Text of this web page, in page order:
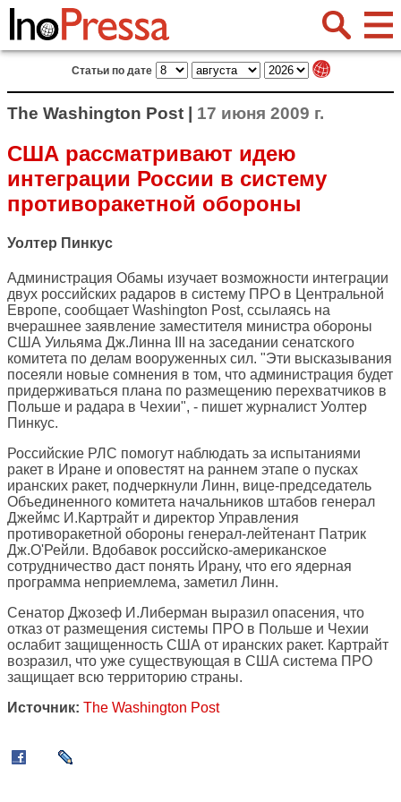
Статьи по дате
The Washington Post | 17 июня 2009 г.
США рассматривают идею
интеграции России в систему
противоракетной обороны
Уолтер Пинкус
Администрация Обамы изучает возможности интеграции
двух российских радаров в систему ПРО в Центральной
Европе, сообщает Washington Post, ссылаясь на
вчерашнее заявление заместителя министра обороны
США Уильяма Дж.Линна III на заседании сенатского
комитета по делам вооруженных сил. "Эти высказывания
посеяли новые сомнения в том, что администрация будет
придерживаться плана по размещению перехватчиков в
Польше и радара в Чехии", - пишет журналист Уолтер
Пинкус.
Российские РЛС помогут наблюдать за испытаниями
ракет в Иране и оповестят на раннем этапе о пусках
иранских ракет, подчеркнули Линн, вице-председатель
Объединенного комитета начальников штабов генерал
Джеймс И.Картрайт и директор Управления
противоракетной обороны генерал-лейтенант Патрик
Дж.О'Рейли. Вдобавок российско-американское
сотрудничество даст понять Ирану, что его ядерная
программа неприемлема, заметил Линн.
Сенатор Джозеф И.Либерман выразил опасения, что
отказ от размещения системы ПРО в Польше и Чехии
ослабит защищенность США от иранских ракет. Картрайт
возразил, что уже существующая в США система ПРО
защищает всю территорию страны.
Источник: The Washington Post